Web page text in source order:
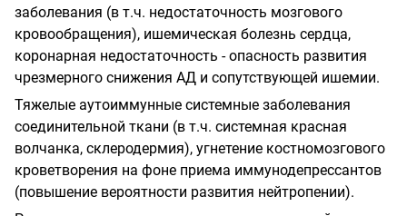
заболевания (в т.ч. недостаточность мозгового
кровообращения), ишемическая болезнь сердца,
коронарная недостаточность - опасность развития
чрезмерного снижения АД и сопутствующей ишемии.
Тяжелые аутоиммунные системные заболевания
соединительной ткани (в т.ч. системная красная
волчанка, склеродермия), угнетение костномозгового
кроветворения на фоне приема иммунодепрессантов
(повышение вероятности развития нейтропении).